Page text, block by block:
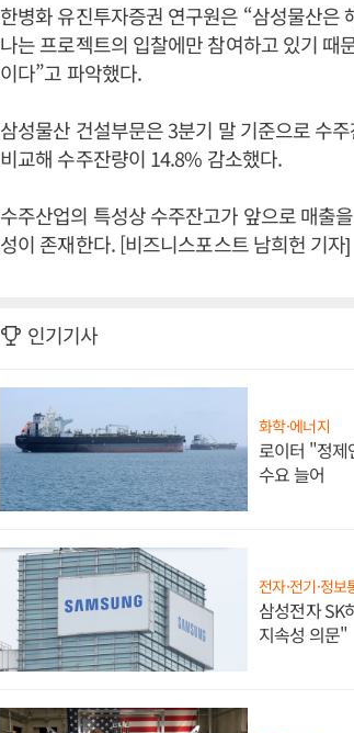
한병화 유진투자증권 연구원은 “삼성물산은
나는 프로젝트의 입찰에만 참여하고 있기 때
이다”고 파악했다.
삼성물산 건설부문은 3분기 말 기준으로 수
비교해 수주잔량이 14.8% 감소했다.
수주산업의 특성상 수주잔고가 앞으로 매출
성이 존재한다. [비즈니스포스트 남희헌 기자]
인기기사
화학·에너지
로이터 "정제
수요 늘어
전자·전기·정보
삼성전자 SK
지속성 의문"